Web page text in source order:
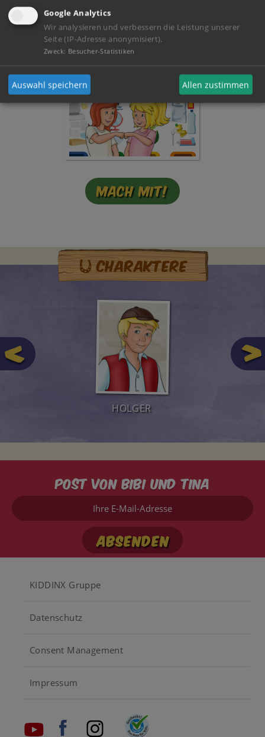
Mein Tagebuch!
Mach mit!
Charaktere
HOLGER
Post von Bibi und Tina
Ihre
Mail-
Footer
KIDDINX Gruppe
Datenschutz
Consent Management
Impressum
Social
Google Analytics
Wir analysieren und verbessern die Leistung unserer
Seite (IP-Adresse anonymisiert).
Zweck: Besucher-Statistiken
Auswahl speichern Allen zustimmen